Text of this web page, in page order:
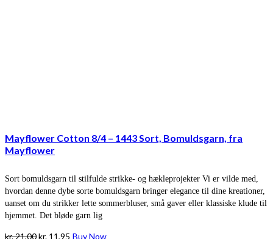
Mayflower Cotton 8/4 – 1443 Sort, Bomuldsgarn, fra
Mayflower
Sort bomuldsgarn til stilfulde strikke- og hækleprojekter Vi er vilde med,
hvordan denne dybe sorte bomuldsgarn bringer elegance til dine kreationer,
uanset om du strikker lette sommerbluser, små gaver eller klassiske klude til
hjemmet. Det bløde garn lig
kr.21,00Den
kr. 11,95 Den
Buy Now